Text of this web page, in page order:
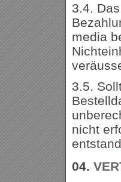
3.4.
media
3.5.
nicht
04.